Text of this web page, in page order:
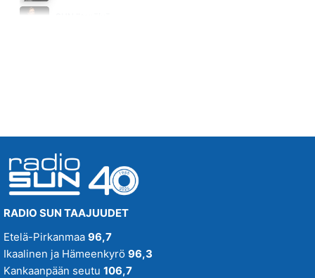
RADIO SUN TAAJUUDET
Etelä-Pirkanmaa 96,7
Ikaalinen ja Hämeenkyrö 96,3
Kankaanpään seutu 106,7